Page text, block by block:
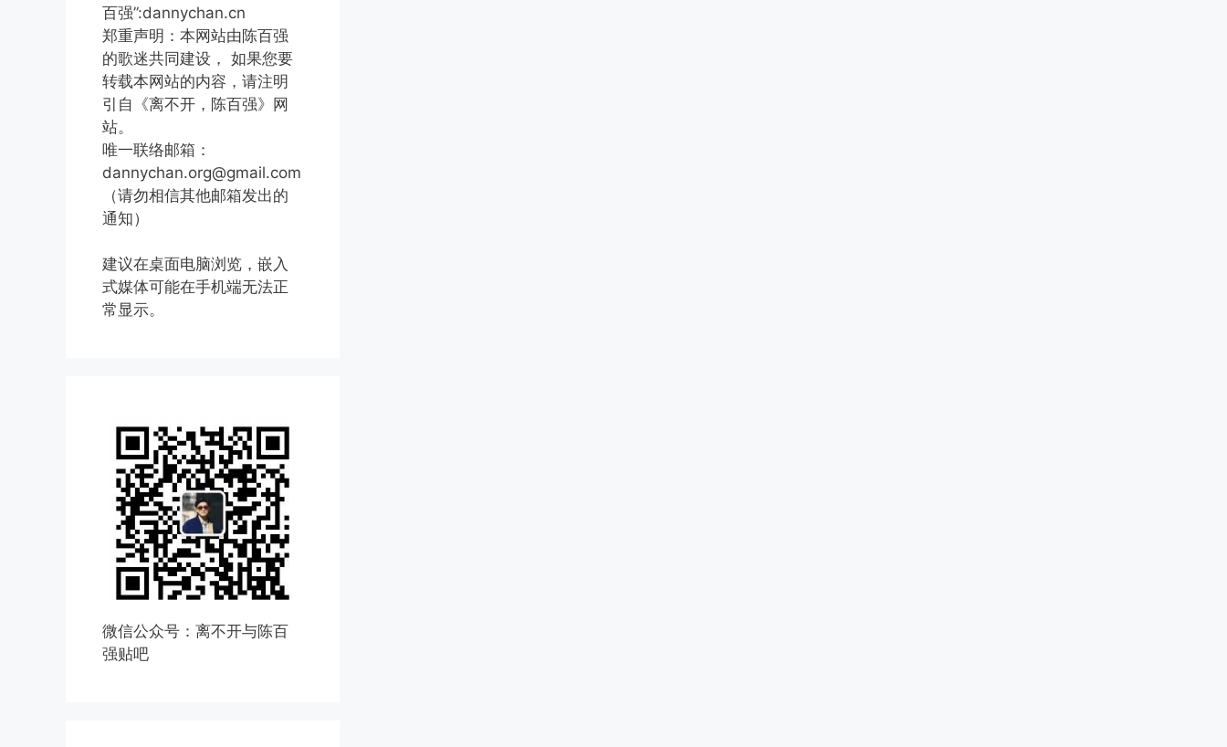
百强”:dannychan.cn
郑重声明：本网站由陈百强
的歌迷共同建设， 如果您要
转载本网站的内容，请注明
引自《离不开，陈百强》网
站。
唯一联络邮箱：
dannychan.org@gmail.com
（请勿相信其他邮箱发出的
通知）
建议在桌面电脑浏览，嵌入
式媒体可能在手机端无法正
常显示。
微信公众号：离不开与陈百
强贴吧